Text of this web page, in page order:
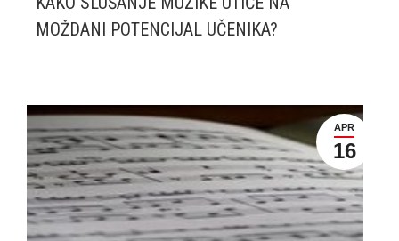
MOŽDANI POTENCIJAL UČENIKA?
APR
16